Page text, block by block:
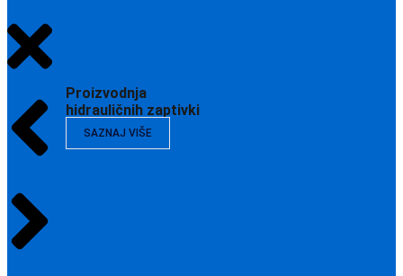
Proizvodnja
hidrauličnih zaptivki
SAZNAJ VIŠE